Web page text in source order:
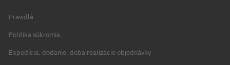
Pravidlá
Politika súkromia
Expedícia, dodanie, doba realizácie objednávky